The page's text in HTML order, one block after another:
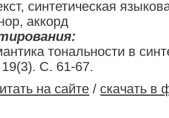
синтетическая
аккорд
тональности в
С. 61-67.
на сайте / скачать в